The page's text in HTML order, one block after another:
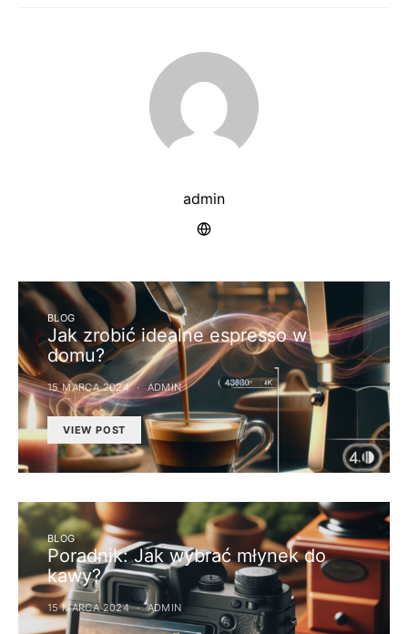
admin
BLOG
Jak zrobić idealne espresso w
domu?
15 MARCA 2024 ADMIN
VIEW POST
BLOG
Poradnik: Jak wybrać młynek do
kawy?
15 MARCA 2024 ADMIN